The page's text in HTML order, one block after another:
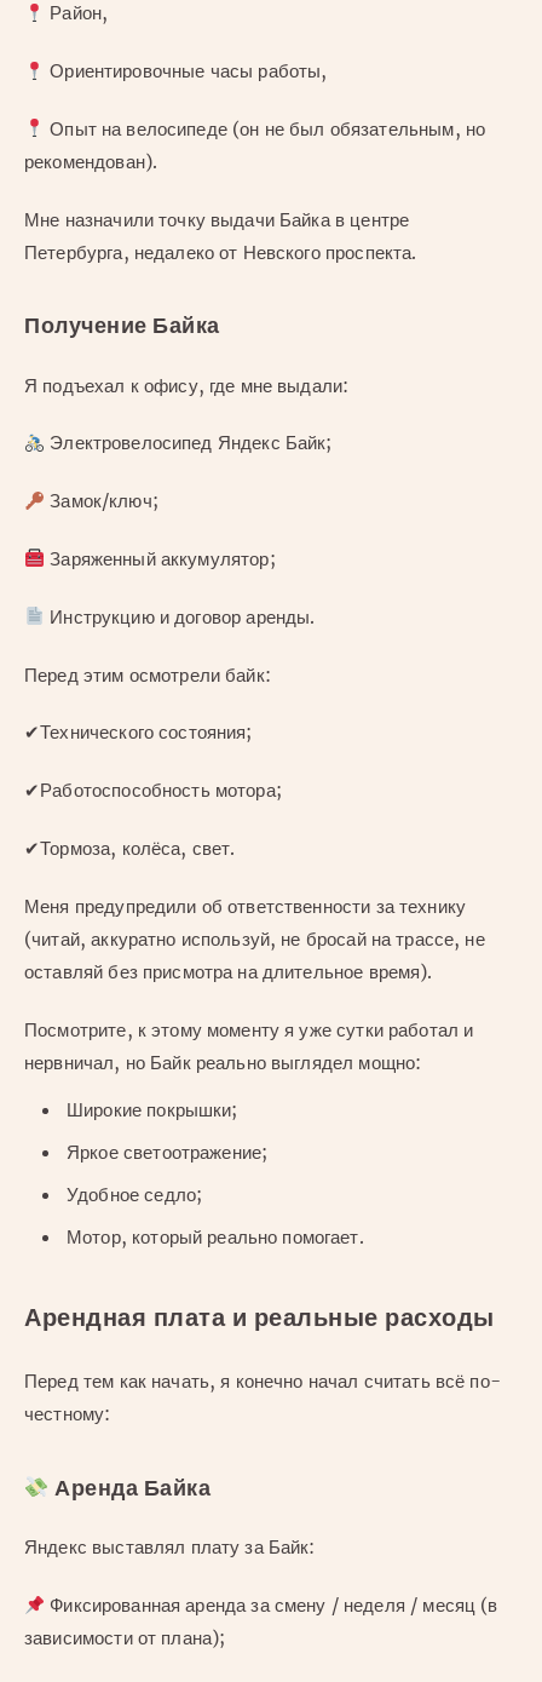
Район,
Ориентировочные часы работы,
Опыт на велосипеде (он не был обязательным, но
рекомендован).
Мне назначили точку выдачи Байка в центре
Петербурга, недалеко от Невского проспекта.
Получение Байка
Я подъехал к офису, где мне выдали:
Электровелосипед Яндекс Байк;
Замок/ключ;
Заряженный аккумулятор;
Инструкцию и договор аренды.
Перед этим осмотрели байк:
✔Технического состояния;
✔Работоспособность мотора;
✔Тормоза, колёса, свет.
Меня предупредили об ответственности за технику
(читай, аккуратно используй, не бросай на трассе, не
оставляй без присмотра на длительное время).
Посмотрите, к этому моменту я уже сутки работал и
нервничал, но Байк реально выглядел мощно:
Широкие покрышки;
Яркое светоотражение;
Удобное седло;
Мотор, который реально помогает.
Арендная плата и реальные расходы
Перед тем как начать, я конечно начал считать всё по-
честному:
Аренда Байка
Яндекс выставлял плату за Байк:
Фиксированная аренда за смену / неделя / месяц (в
зависимости от плана);